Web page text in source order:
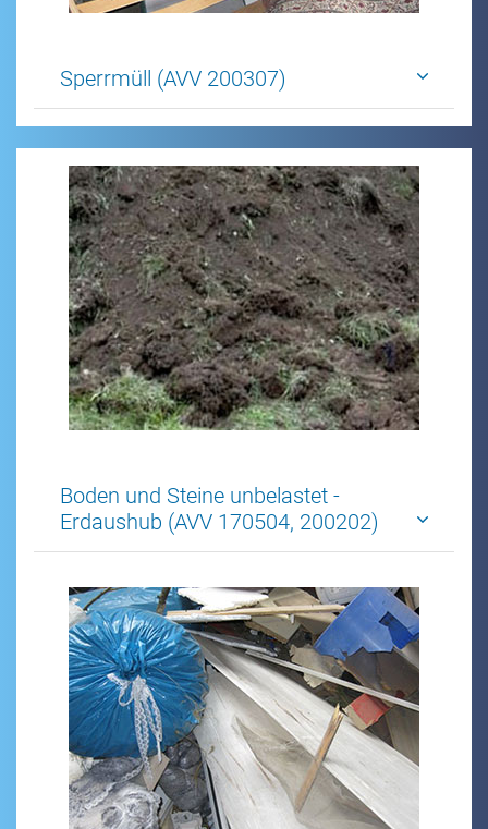
Sperrmüll (AVV 200307)
Boden und Steine unbelastet -
Erdaushub (AVV 170504, 200202)